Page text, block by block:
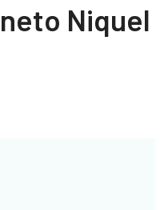
Niquel